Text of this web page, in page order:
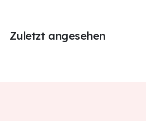
Zuletzt angesehen